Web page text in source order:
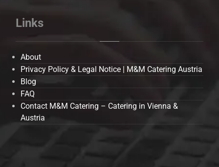
Links
About
Privacy Policy & Legal Notice | M&M Catering Austria
Blog
FAQ
Contact M&M Catering – Catering in Vienna &
Austria